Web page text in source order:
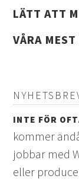
LÄTT ATT
VÅRA
INTE FÖR
kommer
jobbar med
eller